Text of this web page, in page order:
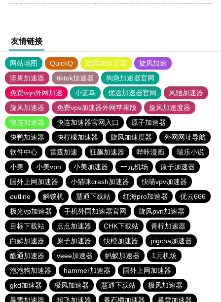
友情链接
网站地图 QuickQ 旋风加速度器
旋风加速
坚果加速器
tiktok加速器
狗急加速器官网
免费vqn外网加速
小蓝鸟 优途加速器官网
风驰加速器
旋风加速器
免费vps加速器外网苹果版
旋风加速度器
快连加速器
快连加速器官网入口
原子加速器
快鸭加速器
快柠檬加速器 旋风加速度器
外网网址导航
软件中心
雷霆加速 狂飙加速器 哔咔漫画
瑞乐小说
小美
小美vpn 小美加速器 一元机场
原子加速器
国外上网加速器
小猫咪crash加速器
快喵vpv加速器
outline
解锁机 慧通下载站 红海pro加速器
优云666
极光vp加速器
手机外国加速器官网
旋风pvn加速器
目标下载站
点点加速器 CHK下载站
青柠加速器
白鲸加速器
原子加速器 快橙加速器
pigcha加速器
酷通加速器
veee加速器 蚂蚁加速器
1元机场
泡泡狗加速器
hammer加速器
国外上网加速器
gkd加速器
极风加速器 慧通下载站
极风加速器
暴雪加速器
起飞加速器 番石榴加速器 暴雪加速器